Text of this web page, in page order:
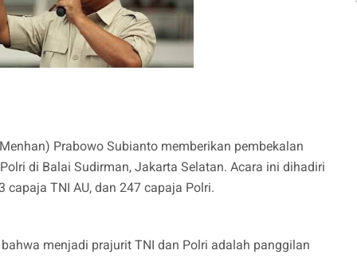
Prabowo Subianto memberikan pembekalan
di Balai Sudirman, Jakarta Selatan. Acara ini dihadiri
capaja TNI AU, dan 247 capaja Polri.
menjadi prajurit TNI dan Polri adalah panggilan